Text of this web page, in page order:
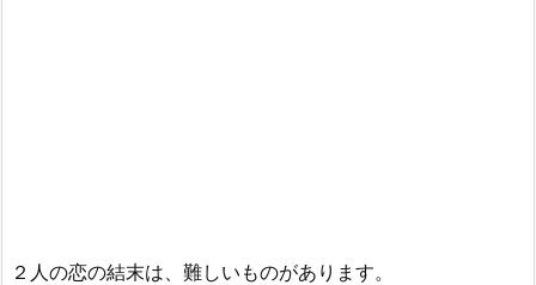
２人の恋の結末は、難しいものがあります。